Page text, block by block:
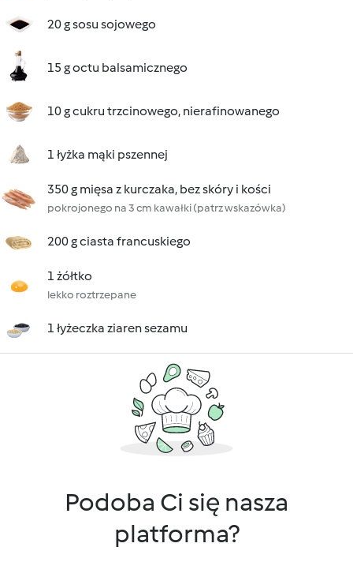
20 g sosu sojowego
15 g octu balsamicznego
10 g cukru trzcinowego, nierafinowanego
1 łyżka mąki pszennej
350 g mięsa z kurczaka, bez skóry i kości
pokrojonego na 3 cm kawałki (patrz wskazówka)
200 g ciasta francuskiego
1 żółtko
lekko roztrzepane
1 łyżeczka ziaren sezamu
Podoba Ci się nasza
platforma?